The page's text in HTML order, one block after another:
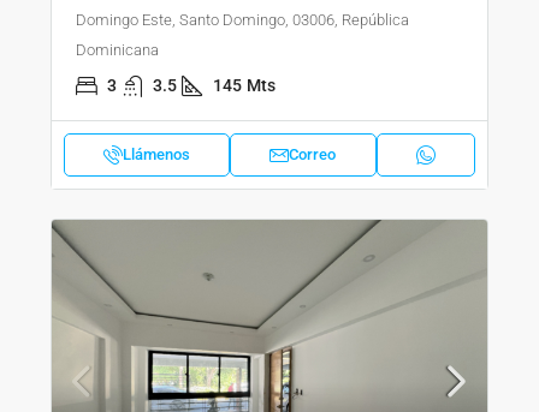
Domingo Este, Santo Domingo, 03006, República
Dominicana
3 3.5 145 Mts
Llámenos Correo